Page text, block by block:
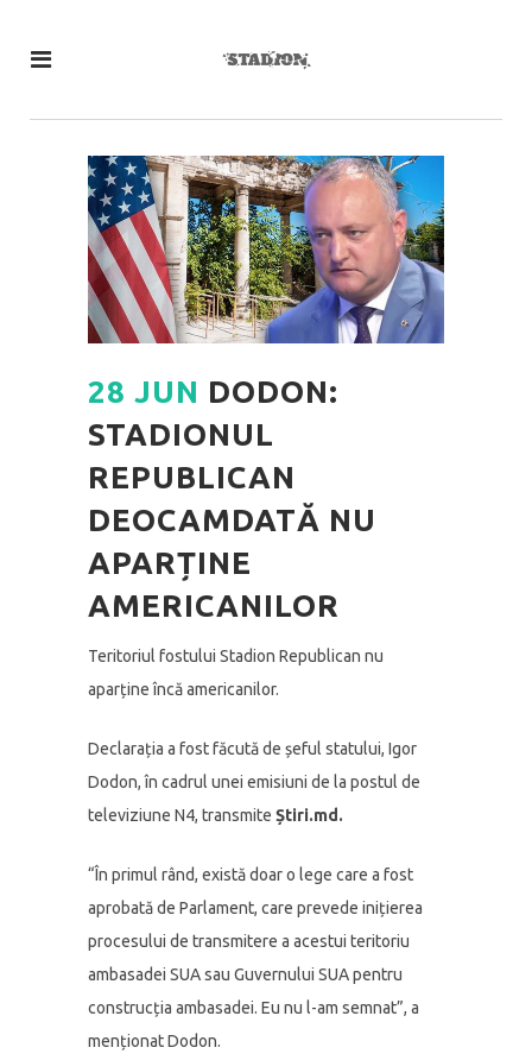
28 JUN DODON:
STADIONUL
REPUBLICAN
DEOCAMDATĂ NU
APARȚINE
AMERICANILOR
Teritoriul fostului Stadion Republican nu
aparține încă americanilor.
Declarația a fost făcută de șeful statului, Igor
Dodon, în cadrul unei emisiuni de la postul de
televiziune N4, transmite Știri.md.
“În primul rând, există doar o lege care a fost
aprobată de Parlament, care prevede inițierea
procesului de transmitere a acestui teritoriu
ambasadei SUA sau Guvernului SUA pentru
construcția ambasadei. Eu nu l-am semnat”, a
menționat Dodon.